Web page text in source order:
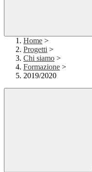
Home >
Progetti >
Chi siamo >
Formazione >
2019/2020